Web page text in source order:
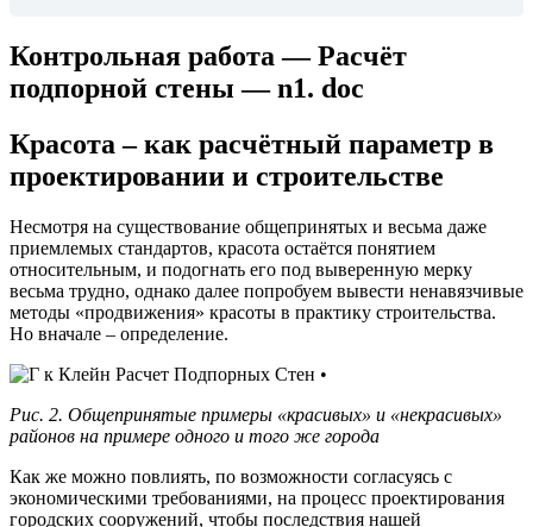
Контрольная работа — Расчёт
подпорной стены — n1. doc
Красота – как расчётный параметр в
проектировании и строительстве
Несмотря на существование общепринятых и весьма даже
приемлемых стандартов, красота остаётся понятием
относительным, и подогнать его под выверенную мерку
весьма трудно, однако далее попробуем вывести ненавязчивые
методы «продвижения» красоты в практику строительства.
Но вначале – определение.
Рис. 2. Общепринятые примеры «красивых» и «некрасивых»
районов на примере одного и того же города
Как же можно повлиять, по возможности согласуясь с
экономическими требованиями, на процесс проектирования
городских сооружений, чтобы последствия нашей